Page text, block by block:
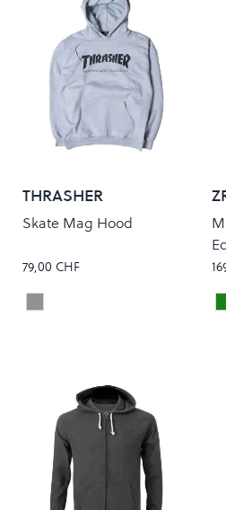
THRASHER
Skate Mag Hood
79,00 CHF
Colour
Grey